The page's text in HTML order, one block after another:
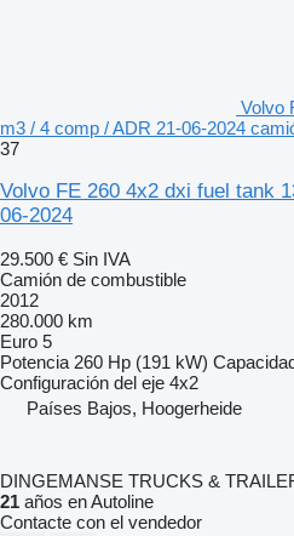
Volvo
m3 / 4 comp / ADR 21-06-2024
37
Volvo FE 260 4x2 dxi fuel tank
06-2024
29.500 € Sin IVA
Camión de combustible
2012
280.000 km
Euro 5
Potencia 260 Hp (191 kW)
Configuración del eje 4x2
Países Bajos, Hoogerheide
DINGEMANSE TRUCKS &
21 años en Autoline
Contacte con el vendedor